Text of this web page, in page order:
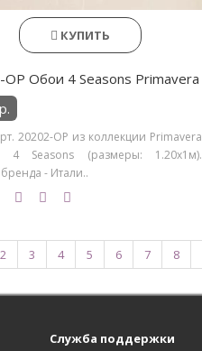
КУПИТЬ
OP Обои 4 Seasons Primavera
20202-OP из коллекции Primavera
4 Seasons (размеры: 1.20х1м).
- Итали..
2 3 4 5 6 7 8
Служба поддержки